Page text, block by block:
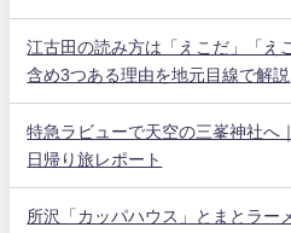
江古田の読み方は「えこだ」「え
含め3つある理由を地元目線で解説
特急ラビューで天空の三峯神社へ
日帰り旅レポート
所沢「カッパハウス」とまとラー